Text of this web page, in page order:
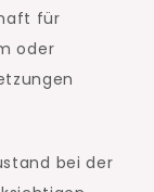
für
oder
bei der